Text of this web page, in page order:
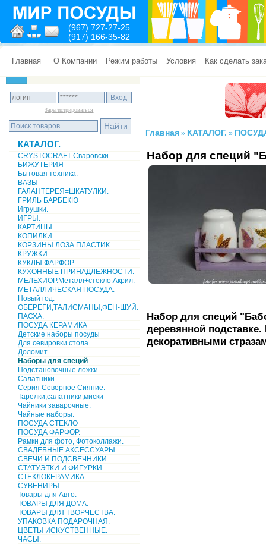
(967) 727-27-25
(917) 166-35-82
Главная О Компании Режим работы Условия Как сделать
Зарегистрироваться
КАТАЛОГ.
CRYSTOCRAFT Сваровски.
БИЖУТЕРИЯ
Бытовая техника.
ВАЗЫ
ГАЛАНТЕРЕЯ=ШКАТУЛКИ.
ГРИЛЬ БАРБЕКЮ
Игрушки.
ИГРЫ.
КАРТИНЫ.
КОПИЛКИ
КОРЗИНЫ ЛОЗА ПЛАСТИК.
КРУЖКИ.
КУКЛЫ ФАРФОР.
КУХОННЫЕ ПРИНАДЛЕЖНОСТИ.
МЕЛЬХИОР.Металл+стекло.Акрил.
МЕТАЛЛИЧЕСКАЯ ПОСУДА.
Новый год.
ОБЕРЕГИ,ТАЛИСМАНЫ,ФЕН-ШУЙ.
ПАСХА.
ПОСУДА КЕРАМИКА
Детские наборы посуды
Для севировки стола
Доломит.
Наборы для специй
Подстановочные ложки
Салатники.
Серия Северное Сияние.
Тарелки,салатники,миски
Чайники заварочные.
Чайные наборы.
ПОСУДА СТЕКЛО
ПОСУДА ФАРФОР.
Рамки для фото, Фотоколлажи.
СВАДЕБНЫЕ АКСЕССУАРЫ.
СВЕЧИ И ПОДСВЕЧНИКИ.
СТАТУЭТКИ И ФИГУРКИ.
СТЕКЛОКЕРАМИКА.
СУВЕНИРЫ.
Товары для Авто.
ТОВАРЫ ДЛЯ ДОМА.
ТОВАРЫ ДЛЯ ТВОРЧЕСТВА.
УПАКОВКА ПОДАРОЧНАЯ.
ЦВЕТЫ ИСКУСТВЕННЫЕ.
ЧАСЫ.
Главная » КАТАЛОГ. »
Набор для специй
Набор для специй
деревянной
декоративными